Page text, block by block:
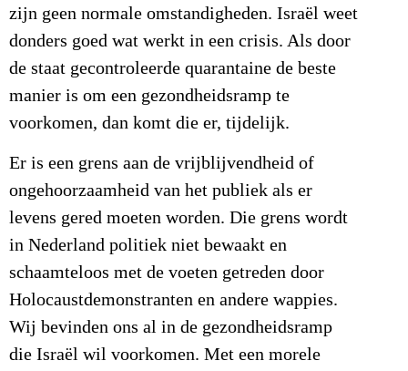
zijn geen normale omstandigheden. Israël weet
donders goed wat werkt in een crisis. Als door
de staat gecontroleerde quarantaine de beste
manier is om een gezondheidsramp te
voorkomen, dan komt die er, tijdelijk.
Er is een grens aan de vrijblijvendheid of
ongehoorzaamheid van het publiek als er
levens gered moeten worden. Die grens wordt
in Nederland politiek niet bewaakt en
schaamteloos met de voeten getreden door
Holocaustdemonstranten en andere wappies.
Wij bevinden ons al in de gezondheidsramp
die Israël wil voorkomen. Met een morele